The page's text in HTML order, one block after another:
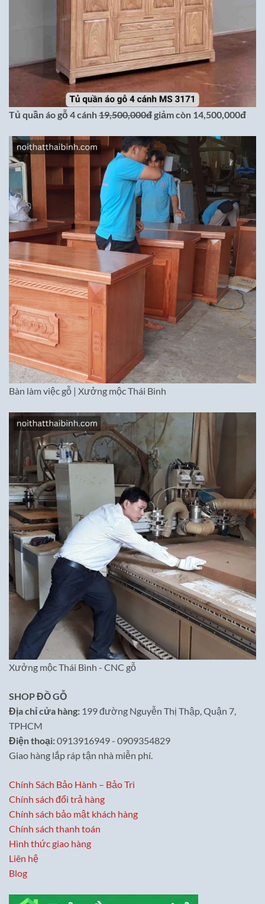
Tủ quần áo gỗ 4 cánh19,500,000đgiảm còn 14,500,000đ
Bàn làm việc gỗ | Xưởng mộc Thái Bình
Xưởng mộc Thái Bình - CNC gỗ
SHOP ĐỒ GỖ
Địa chỉ cửa hàng: 199 đường Nguyễn Thị Thập, Quận 7,
TPHCM
Điện thoại:0913916949 - 0909354829
Giao hàng lắp ráp tận nhà miễn phí.
Chính Sách Bảo Hành – Bảo Trì
Chính sách đổi trả hàng
Chính sách bảo mật khách hàng
Chính sách thanh toán
Hình thức giao hàng
Liên hệ
Blog